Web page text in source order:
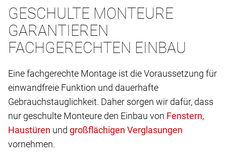
GESCHULTE MONTEURE
GARANTIEREN
FACHGERECHTEN EINBAU
Eine fachgerechte Montage ist die Voraussetzung für
einwandfreie Funktion und dauerhafte
Gebrauchstauglichkeit. Daher sorgen wir dafür, dass
nur geschulte Monteure den Einbau von
,
und
vornehmen.